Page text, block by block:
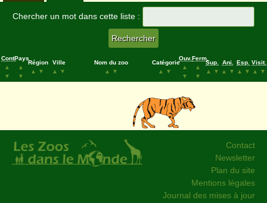
Chercher un mot dans cette liste :
Cont.
▲
▼
Pays
▲
▼
Région
▲
▼
Ville
▲
▼
Nom du zoo
▲
▼
Catégorie
▲
▼
Ouv.
▲
▼
Ferm.
▲
▼
Sup.
▲
▼
Ani.
▲
▼
Esp.
▲
▼
Visit.
▲
▼
Contact
Newsletter
Plan du site
Mentions légales
Journal des mises à jour